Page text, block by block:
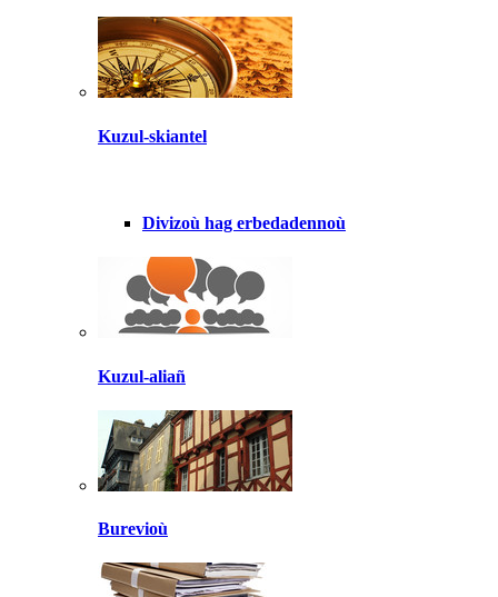
Kuzul-skiantel
Divizoù hag erbedadennoù
Kuzul-aliañ
Burevioù